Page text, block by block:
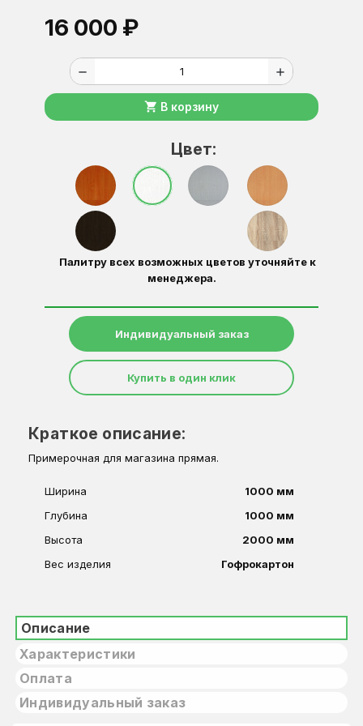
16 000 ₽
remove add
shopping_cart В корзину
Цвет:
Палитру всех возможных цветов уточняйте к
менеджера.
Индивидуальный заказ
Купить в один клик
Краткое описание:
Примерочная для магазина прямая.
Ширина
1000 мм
Глубина
1000 мм
Высота
2000 мм
Вес изделия
Гофрокартон
Описание
Характеристики
Оплата
Индивидуальный заказ